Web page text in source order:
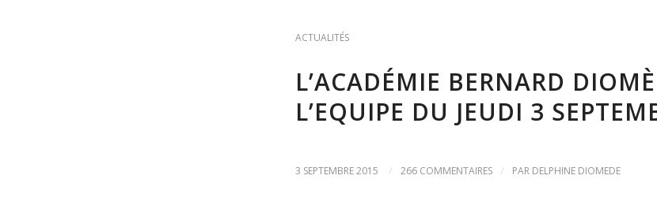
ACTUALITÉS
L’ACADÉMIE BERNARD
L’EQUIPE DU JEUDI 3
3 SEPTEMBRE 2015 / 266 COMMENTAIRES / PAR DELPHINE DIOMEDE